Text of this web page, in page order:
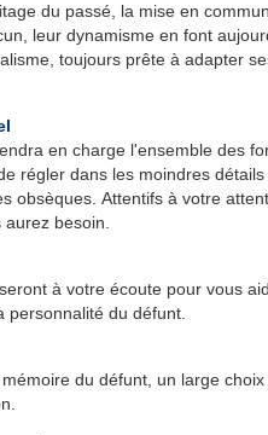
du passé, la mise en
leur dynamisme en font
toujours prête à adapter
en charge l'ensemble des
régler dans les moindres
obsèques. Attentifs à votre
besoin.
à votre écoute pour vous
personnalité du défunt.
du défunt, un large